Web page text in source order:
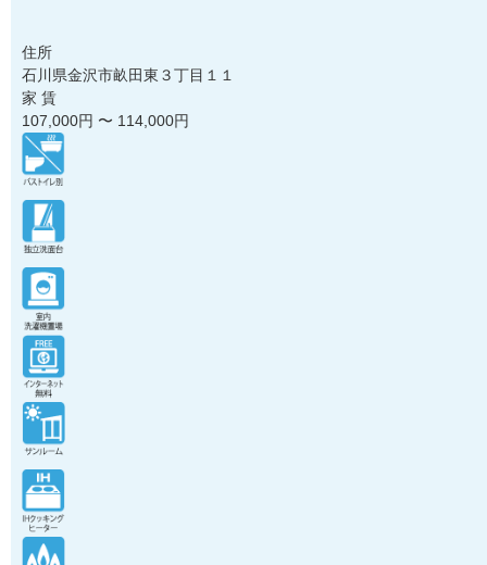
住所
石川県金沢市畝田東３丁目１１
家 賃
107,000円 〜 114,000円